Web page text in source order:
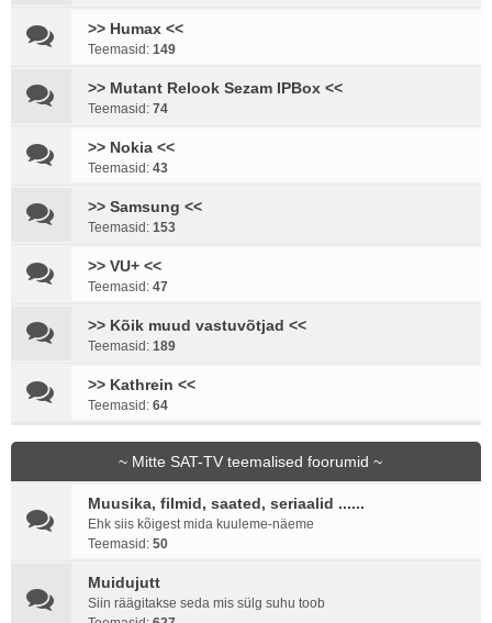
>> Humax <<
Teemasid: 149
>> Mutant Relook Sezam IPBox <<
Teemasid: 74
>> Nokia <<
Teemasid: 43
>> Samsung <<
Teemasid: 153
>> VU+ <<
Teemasid: 47
>> Kõik muud vastuvõtjad <<
Teemasid: 189
>> Kathrein <<
Teemasid: 64
~ Mitte SAT-TV teemalised foorumid ~
Muusika, filmid, saated, seriaalid ......
Ehk siis kõigest mida kuuleme-näeme
Teemasid: 50
Muidujutt
Siin räägitakse seda mis sülg suhu toob